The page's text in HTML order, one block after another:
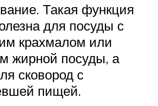
Такая функция
для посуды с
крахмалом или
жирной посуды, а
сковород с
пищей.